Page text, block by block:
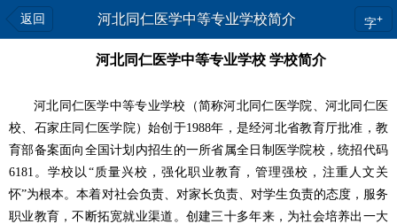
返回 河北同仁医学中等专业学校简介 字+
河北同仁医学中等专业学校 学校简介
河北同仁医学中等专业学校
（简称河北同仁医学院、河北同仁医
校、石家庄同仁医学院）始创于1988年，是经河北省教育厅批准，教
育部备案面向全国计划内招生的一所省属全日制医学院校，统招代码
6181。学校以“质量兴校，强化职业教育，管理强校，注重人文关
怀”为根本。本着对社会负责、对家长负责、对学生负责的态度，服务
职业教育，不断拓宽就业渠道。创建三十多年来，为社会培养出一大